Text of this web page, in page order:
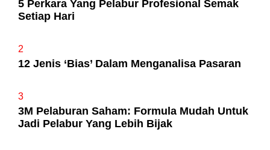
5 Perkara Yang Pelabur Profesional Semak
Setiap Hari
2
12 Jenis ‘Bias’ Dalam Menganalisa Pasaran
3
3M Pelaburan Saham: Formula Mudah Untuk
Jadi Pelabur Yang Lebih Bijak